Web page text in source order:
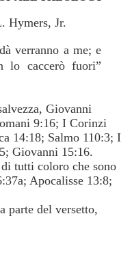
Hymers, Jr.
verranno a me; e
lo caccerò fuori”
Giovanni
9:16; I Corinzi
14:18; Salmo 110:3; I
Giovanni 15:16.
tutti coloro che sono
Apocalisse 13:8;
parte del versetto,